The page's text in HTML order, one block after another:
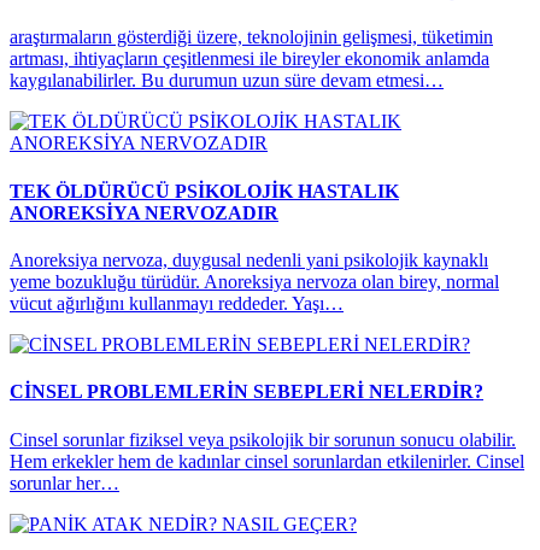
araştırmaların gösterdiği üzere, teknolojinin gelişmesi, tüketimin
artması, ihtiyaçların çeşitlenmesi ile bireyler ekonomik anlamda
kaygılanabilirler. Bu durumun uzun süre devam etmesi…
TEK ÖLDÜRÜCÜ PSİKOLOJİK HASTALIK
ANOREKSİYA NERVOZADIR
Anoreksiya nervoza, duygusal nedenli yani psikolojik kaynaklı
yeme bozukluğu türüdür. Anoreksiya nervoza olan birey, normal
vücut ağırlığını kullanmayı reddeder. Yaşı…
CİNSEL PROBLEMLERİN SEBEPLERİ NELERDİR?
Cinsel sorunlar fiziksel veya psikolojik bir sorunun sonucu olabilir.
Hem erkekler hem de kadınlar cinsel sorunlardan etkilenirler. Cinsel
sorunlar her…